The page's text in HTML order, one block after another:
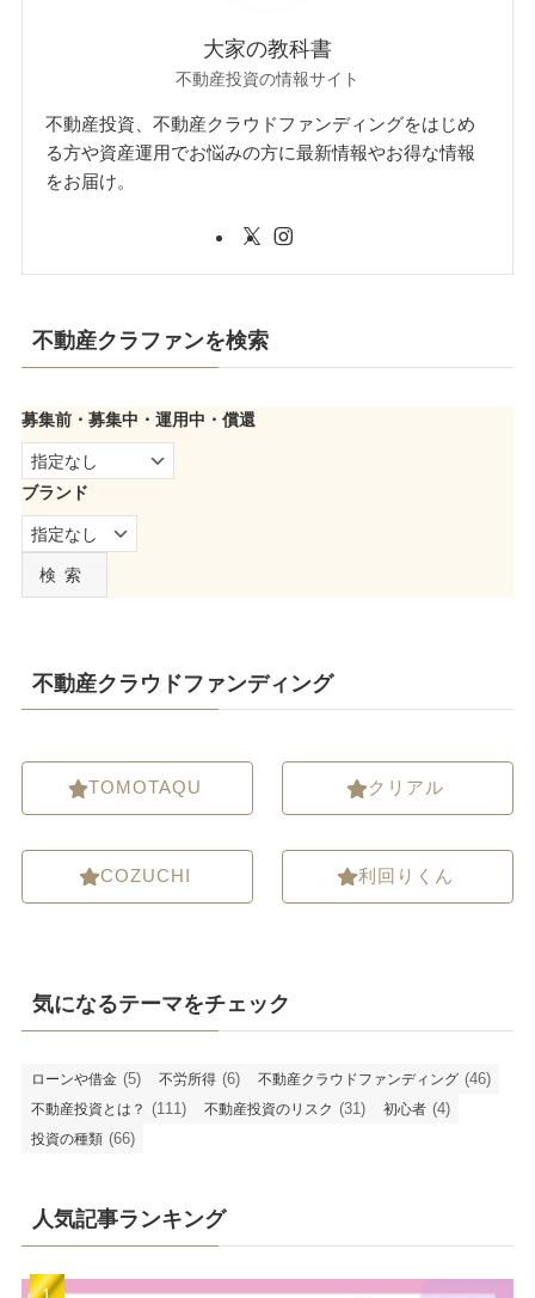
大家の教科書
不動産投資の情報サイト
不動産投資、不動産クラウドファンディングをはじめ
る方や資産運用でお悩みの方に最新情報やお得な情報
をお届け。
不動産クラファンを検索
募集前・募集中・運用中・償還
ブランド
検索
不動産クラウドファンディング
TOMOTAQU
COZUCHI
クリアル
利回りくん
気になるテーマをチェック
ローンや借金 (5) 不労所得 (6) 不動産クラウドファンディング (46)
不動産投資とは？ (111) 不動産投資のリスク (31) 初心者 (4)
投資の種類 (66)
人気記事ランキング